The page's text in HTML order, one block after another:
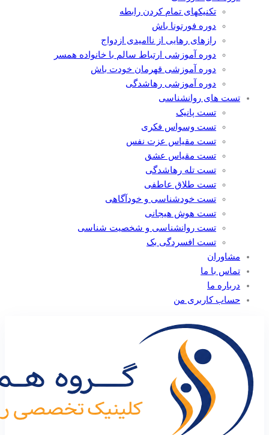
تکنیکهای تمام کردن رابطه
دوره فورتونا باش
رازهای رهایی از ناامیدی ازدواج
دوره آموزشی ارتباط سالم با خانواده همسر
دوره آموزشی قهرمان خودت باش
دوره آموزشی رهاشدگی
تست های روانشناسی
تست پانیک
تست وسواس فکری
تست مقیاس عزت نفس
تست مقیاس عشق
تست تله رهاشدگی
تست طلاق عاطفی
تست خودشناسی و خودآگاهی
تست هوش هیجانی
تست روانشناسی و شخصیت شناسی
تست افسردگی بک
مشاوران
تماس با ما
درباره ما
حساب کاربری من